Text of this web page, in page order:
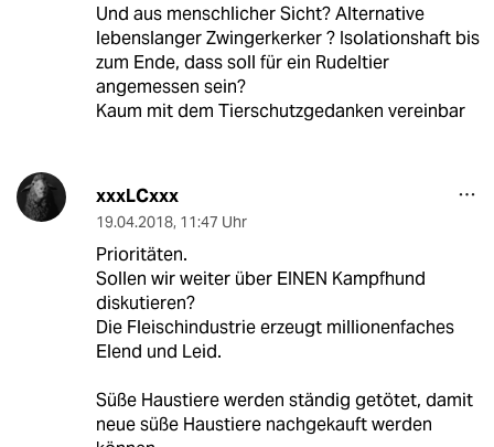
Und aus menschlicher Sicht? Alternative
lebenslanger Zwingerkerker ? Isolationshaft bis
zum Ende, dass soll für ein Rudeltier
angemessen sein?
Kaum mit dem Tierschutzgedanken vereinbar
xxxLCxxx
19.04.2018, 11:47 Uhr
Prioritäten.
Sollen wir weiter über EINEN Kampfhund
diskutieren?
Die Fleischindustrie erzeugt millionenfaches
Elend und Leid.
Süße Haustiere werden ständig getötet, damit
neue süße Haustiere nachgekauft werden